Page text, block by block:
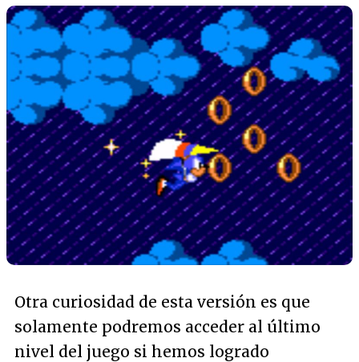
Otra curiosidad de esta versión es que
solamente podremos acceder al último
nivel del juego si hemos logrado